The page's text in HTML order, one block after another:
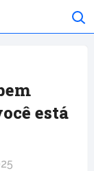
está